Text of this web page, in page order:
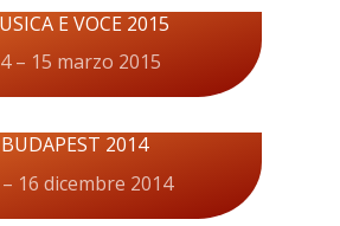
E VOCE 2015
– 15 marzo 2015
BUDAPEST 2014
– 16 dicembre 2014